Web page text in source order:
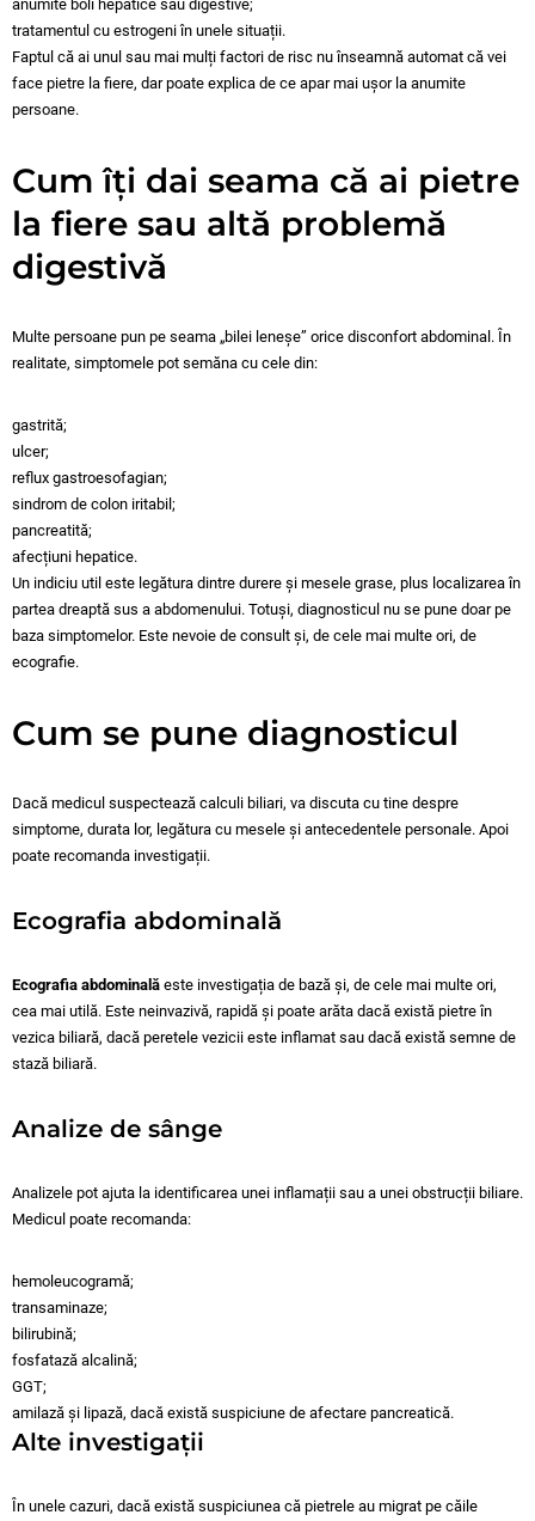
anumite boli hepatice sau digestive;
tratamentul cu estrogeni în unele situații.
Faptul că ai unul sau mai mulți factori de risc nu înseamnă automat că vei
face pietre la fiere, dar poate explica de ce apar mai ușor la anumite
persoane.
Cum îți dai seama că ai pietre
la fiere sau altă problemă
digestivă
Multe persoane pun pe seama „bilei leneșe” orice disconfort abdominal. În
realitate, simptomele pot semăna cu cele din:
gastrită;
ulcer;
reflux gastroesofagian;
sindrom de colon iritabil;
pancreatită;
afecțiuni hepatice.
Un indiciu util este legătura dintre durere și mesele grase, plus localizarea în
partea dreaptă sus a abdomenului. Totuși, diagnosticul nu se pune doar pe
baza simptomelor. Este nevoie de consult și, de cele mai multe ori, de
ecografie.
Cum se pune diagnosticul
Dacă medicul suspectează calculi biliari, va discuta cu tine despre
simptome, durata lor, legătura cu mesele și antecedentele personale. Apoi
poate recomanda investigații.
Ecografia abdominală
Ecografia abdominală este investigația de bază și, de cele mai multe ori,
cea mai utilă. Este neinvazivă, rapidă și poate arăta dacă există pietre în
vezica biliară, dacă peretele vezicii este inflamat sau dacă există semne de
stază biliară.
Analize de sânge
Analizele pot ajuta la identificarea unei inflamații sau a unei obstrucții biliare.
Medicul poate recomanda:
hemoleucogramă;
transaminaze;
bilirubină;
fosfatază alcalină;
GGT;
amilază și lipază, dacă există suspiciune de afectare pancreatică.
Alte investigații
În unele cazuri, dacă există suspiciunea că pietrele au migrat pe căile